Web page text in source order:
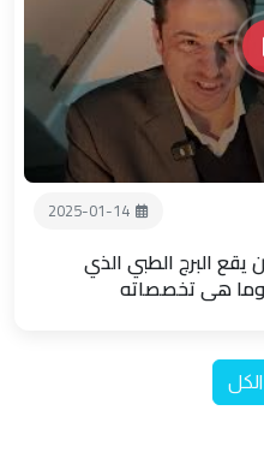
2025-01-14
يقع البرج الطبي الذي
وما هي تخصصاته